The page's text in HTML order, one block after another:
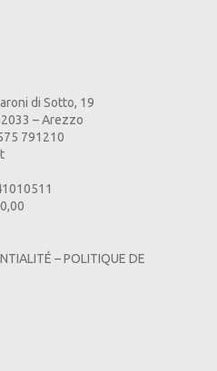
di Sotto, 19
– Arezzo
791210
–POLITIQUE DE